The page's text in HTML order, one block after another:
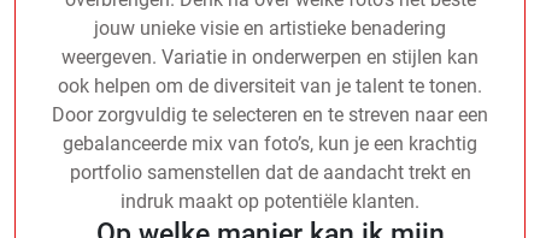
jouw unieke visie en artistieke benadering
weergeven. Variatie in onderwerpen en stijlen kan
ook helpen om de diversiteit van je talent te tonen.
Door zorgvuldig te selecteren en te streven naar een
gebalanceerde mix van foto’s, kun je een krachtig
portfolio samenstellen dat de aandacht trekt en
indruk maakt op potentiële klanten.